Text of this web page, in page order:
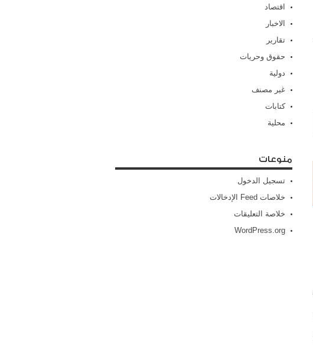
اقتصاد
الاخبار
تقارير
حقوق وحريات
دولية
غير مصنف
كتابات
محلية
منوعات
تسجيل الدخول
خلاصات Feed الإدخالات
خلاصة التعليقات
WordPress.org